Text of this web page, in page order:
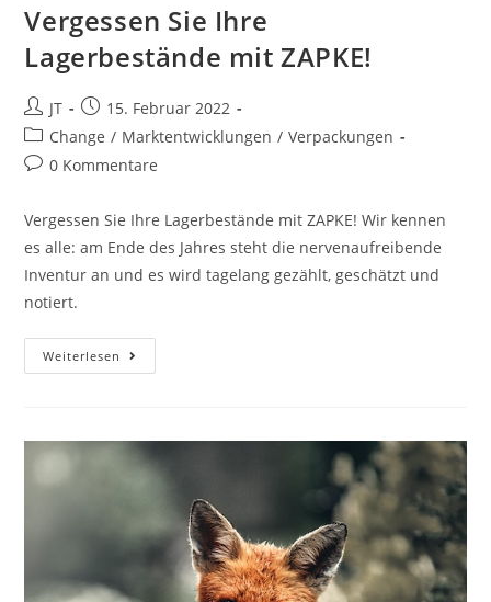
Vergessen Sie Ihre
Lagerbestände mit ZAPKE!
Beitrags-
Autor:
JT
Beitrag
veröffentlicht:
15. Februar 2022
Beitrags-
Kategorie:
Change / Marktentwicklungen / Verpackungen
Beitrags-
0 Kommentare
Vergessen Sie Ihre Lagerbestände mit ZAPKE! Wir kennen
es alle: am Ende des Jahres steht die nervenaufreibende
Inventur an und es wird tagelang gezählt, geschätzt und
notiert.
Weiterlesen Vergessen
Sie